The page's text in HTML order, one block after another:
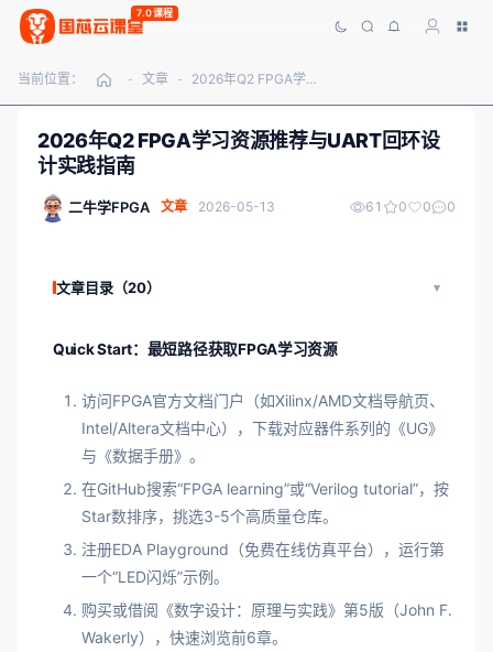
7.0课程
当前位置： - 文章 - 2026年Q2 FPGA学习资源推荐与UART回环设计实践指南
2026年Q2 FPGA学习资源推荐与UART回环设
计实践指南
二牛学FPGA 文章 2026-05-13 61 0 0 0
文章目录（20）
Quick Start：最短路径获取FPGA学习资源
访问FPGA官方文档门户（如Xilinx/AMD文档导航页、
Intel/Altera文档中心），下载对应器件系列的《UG》
与《数据手册》。
在GitHub搜索“FPGA learning”或“Verilog tutorial”，按
Star数排序，挑选3-5个高质量仓库。
注册EDA Playground（免费在线仿真平台），运行第
一个“LED闪烁”示例。
购买或借阅《数字设计：原理与实践》第5版（John F.
Wakerly），快速浏览前6章。